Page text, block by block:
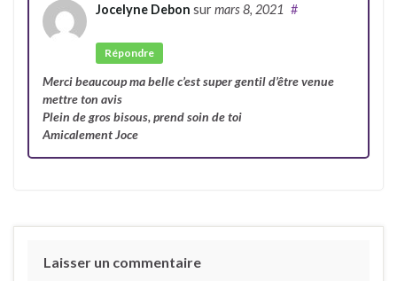
Jocelyne Debon sur mars 8, 2021 #
Répondre
Merci beaucoup ma belle c’est super gentil d’être venue
mettre ton avis
Plein de gros bisous, prend soin de toi
Amicalement Joce
Laisser un commentaire